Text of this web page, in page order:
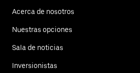
Acerca de nosotros
Nuestras opciones
Sala de noticias
Inversionistas